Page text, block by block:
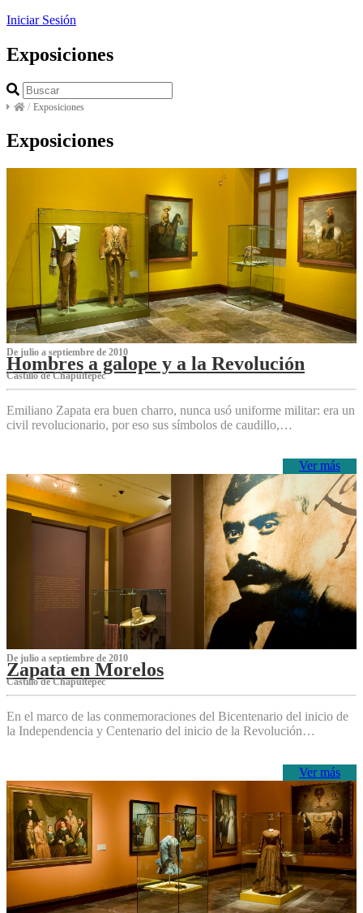
Iniciar Sesión
Exposiciones
/ Exposiciones
Exposiciones
De julio a septiembre de 2010
Hombres a galope y a la Revolución
Castillo de Chapultepec
Emiliano Zapata era buen charro, nunca usó uniforme militar: era un
civil revolucionario, por eso sus símbolos de caudillo,…
Ver más
De julio a septiembre de 2010
Zapata en Morelos
Castillo de Chapultepec
En el marco de las conmemoraciones del Bicentenario del inicio de
la Independencia y Centenario del inicio de la Revolución…
Ver más